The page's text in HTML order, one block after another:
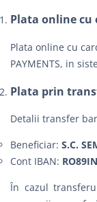
Plata online cu
Plata online cu
PAYMENTS, in
Plata prin
Detalii transfer
Beneficiar: S.C.
Cont IBAN:
În cazul